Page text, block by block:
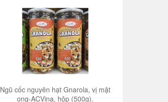
Ngũ cốc nguyên hạt Gnarola, vị mật
ong-ACVina, hộp (500g).